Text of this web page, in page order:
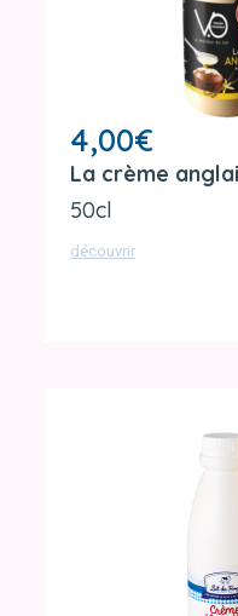
4,00€
La crème
50cl
découvrir